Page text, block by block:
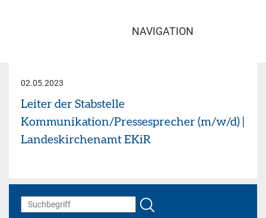
NAVIGATION
02.05.2023
Leiter der Stabstelle
Kommunikation/Pressesprecher (m/w/d) |
Landeskirchenamt EKiR